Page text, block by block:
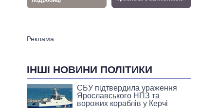
ІНШІ НОВИНИ ПОЛІТИКИ
СБУ підтвердила ураження
Ярославського НПЗ та
ворожих кораблів у Керчі